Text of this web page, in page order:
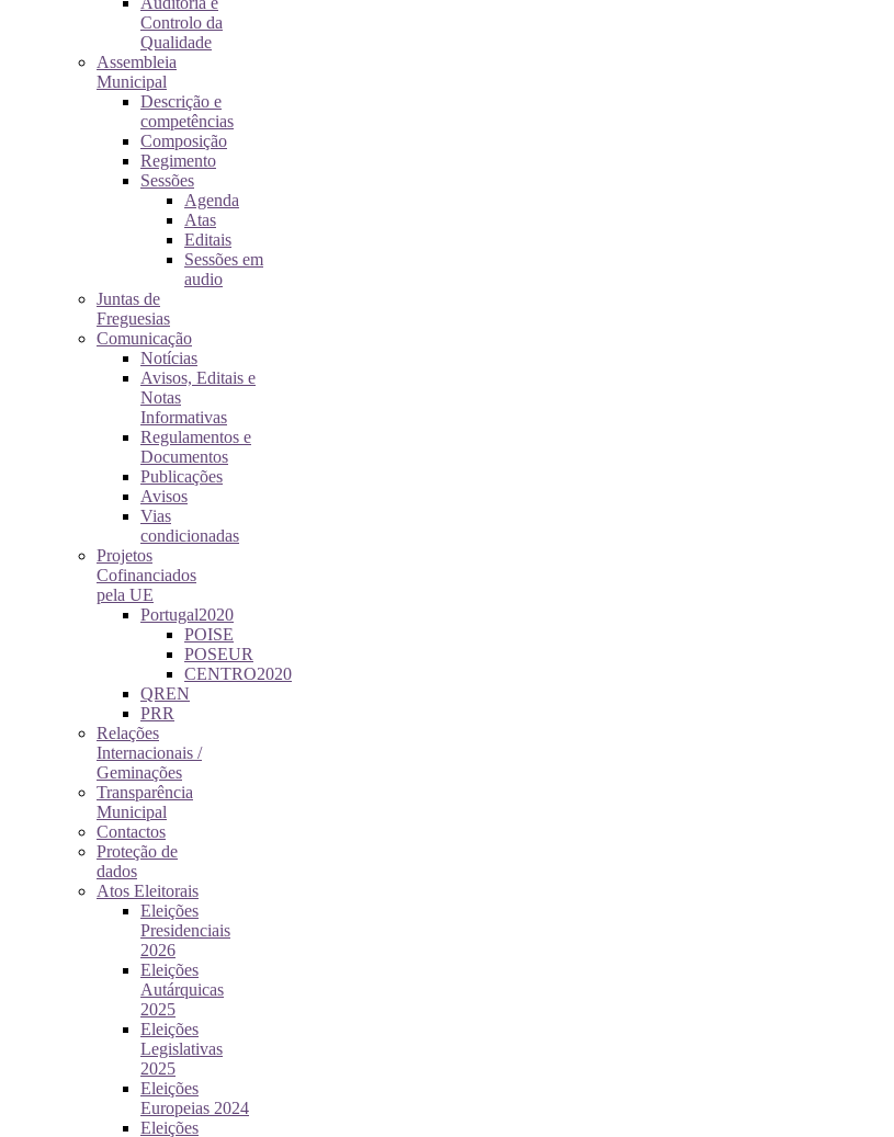
Controlo da
Qualidade
Assembleia
Municipal
Descrição e
competências
Composição
Regimento
Sessões
Agenda
Atas
Editais
Sessões em
audio
Juntas de
Freguesias
Comunicação
Notícias
Avisos, Editais e
Notas
Informativas
Regulamentos e
Documentos
Publicações
Avisos
Vias
condicionadas
Projetos
Cofinanciados
pela UE
Portugal2020
POISE
POSEUR
CENTRO2020
QREN
PRR
Relações
Internacionais /
Geminações
Transparência
Municipal
Contactos
Proteção de
dados
Atos Eleitorais
Eleições
Presidenciais
2026
Eleições
Autárquicas
2025
Eleições
Legislativas
2025
Eleições
Europeias 2024
Eleições